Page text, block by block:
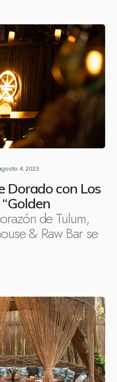
4, 2023
Dorado con Los
de Tulum,
& Raw Bar se